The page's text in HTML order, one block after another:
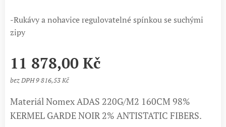
-Rukávy a nohavice regulovatelné spínkou se suchými
zipy
11 878,00 Kč
bez DPH 9 816,53 Kč
Materiál Nomex ADAS 220G/M2 160CM 98%
KERMEL GARDE NOIR 2% ANTISTATIC FIBERS.